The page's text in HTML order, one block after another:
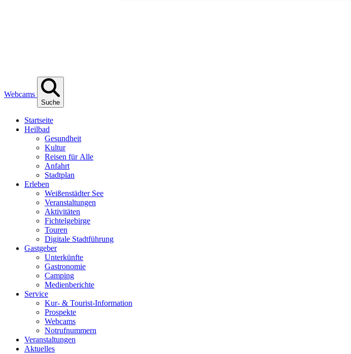
Webcams
Suche
Start­sei­te
Heil­bad
Gesund­heit
Kul­tur
Rei­sen für Alle
Anfahrt
Stadt­plan
Erle­ben
Wei­ßen­städ­ter See
Ver­an­stal­tun­gen
Akti­vi­tä­ten
Fich­tel­ge­bir­ge
Tou­ren
Digi­ta­le Stadtführung
Gast­ge­ber
Unter­künf­te
Gas­tro­no­mie
Cam­ping
Medi­en­be­rich­te
Ser­vice
Kur- & Tourist-Information
Pro­spek­te
Web­cams
Not­ruf­num­mern
Ver­an­stal­tun­gen
Aktu­el­les